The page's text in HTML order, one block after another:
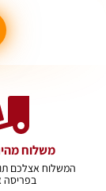
משלוח
המשלוח אצלכם
בפריסה